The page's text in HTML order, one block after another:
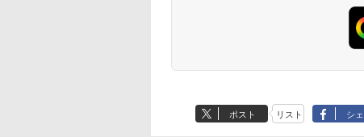
ポスト リスト シ